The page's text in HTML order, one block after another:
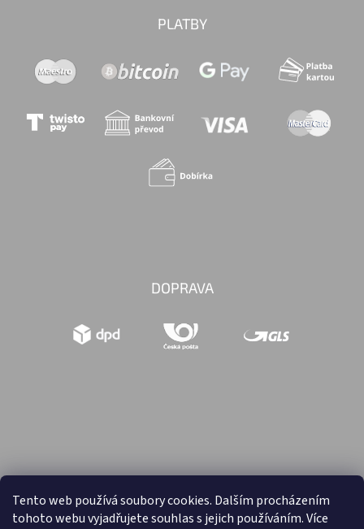
Tento web používá soubory cookies. Dalším procházením
tohoto webu vyjadřujete souhlas s jejich používáním. Více
PLATBY
DOPRAVA
Vytvořil Shoptet